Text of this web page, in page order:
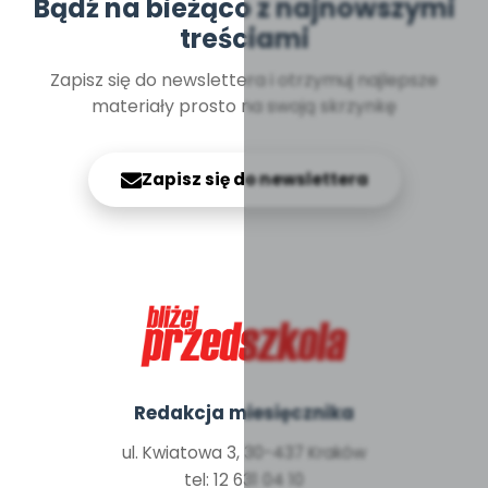
Bądź na bieżąco z najnowszymi
treściami
Zapisz się do newslettera i otrzymuj najlepsze
materiały prosto na swoją skrzynkę
Zapisz się do newslettera
Redakcja miesięcznika
ul. Kwiatowa 3, 30-437 Kraków
tel: 12 631 04 10